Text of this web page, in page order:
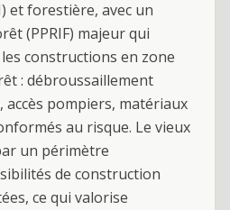
et forestière, avec un
(PPRIF) majeur qui
constructions en zone
: débroussaillement
pompiers, matériaux
au risque. Le vieux
un périmètre
de construction
ce qui valorise